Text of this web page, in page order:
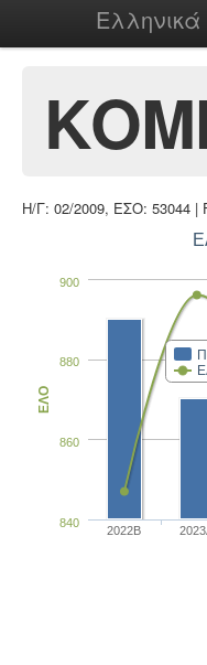
Η/Γ: 02/2009, ΕΣΟ: 53044 |
2022B
840
860
880
900
ΕΛΟ